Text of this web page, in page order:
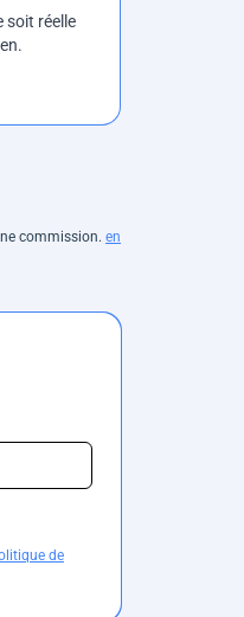
soit réelle
commission. en
de